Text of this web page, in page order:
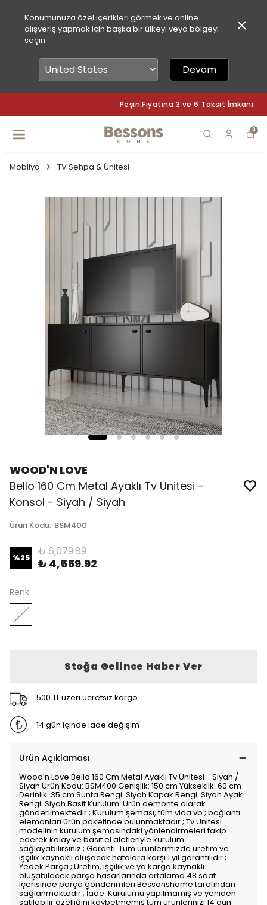
Konumunuza özel içerikleri görmek ve online
alışveriş yapmak için başka bir ülkeyi veya bölgeyi
seçin.
Devam
Peşin Fiyatına 3 ve 6 Taksit İmkanı
0
Mobilya TV Sehpa & Ünitesi
WOOD'N LOVE
Bello 160 Cm Metal Ayaklı Tv Ünitesi -
Konsol - Siyah / Siyah
Ürün Kodu: BSM400
%25 ₺ 6,079.89
₺ 4,559.92
Renk
Stoğa Gelince Haber Ver
500 TL üzeri ücretsiz kargo
14 gün içinde iade değişim
Ürün Açıklaması
Wood'n Love Bello 160 Cm Metal Ayaklı Tv Ünitesi - Siyah /
Siyah Ürün Kodu: BSM400 Genişlik: 150 cm Yükseklik: 60 cm
Derinlik: 35 cm Sunta Rengi: Siyah Kapak Rengi: Siyah Ayak
Rengi: Siyah Basit Kurulum: Ürün demonte olarak
gönderilmektedir.; Kurulum şeması, tüm vida vb.; bağlantı
elemanları ürün paketinde bulunmaktadır.; Tv Ünitesi
modelinin kurulum şemasındaki yönlendirmeleri takip
ederek kolay ve basit el aletleriyle kurulum
sağlayabilirsiniz.; Garanti: Tüm ürünlerimizde üretim ve
işçilik kaynaklı oluşacak hatalara karşı 1 yıl garantilidir.;
Yedek Parça ; Üretim, işçilik ve ya kargo kaynaklı
oluşabilecek parça hasarlarında ortalama 48 saat
içerisinde parça gönderimleri Bessonshome tarafından
sağlanmaktadır.; İade: Kurulumu yapılmamış ve yeniden
satılabilir özelliğini kaybetmemiş tüm ürünlerinizi 14 gün